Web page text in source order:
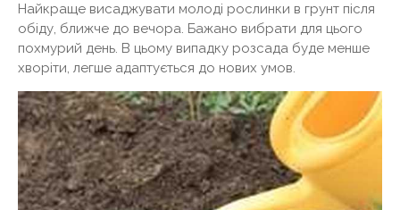
Найкраще висаджувати молоді рослинки в грунт після
обіду, ближче до вечора. Бажано вибрати для цього
похмурий день. В цьому випадку розсада буде менше
хворіти, легше адаптується до нових умов.